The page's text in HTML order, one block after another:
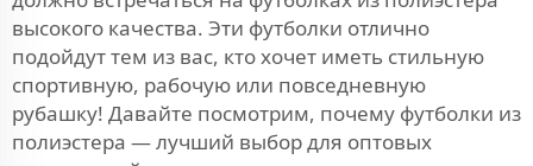
высокого качества. Эти футболки отлично
подойдут тем из вас, кто хочет иметь стильную
спортивную, рабочую или повседневную
рубашку! Давайте посмотрим, почему футболки из
полиэстера — лучший выбор для оптовых